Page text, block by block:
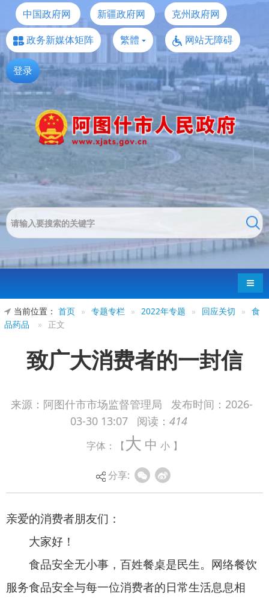
中国政府网 新疆政府网
克州政府网
政务新媒体矩阵
繁體 网站无障碍
登录
导航
当前位置： 首页 » 专题专栏 » 2022年专题 » 回应关切 » 食
品药品
» 正文
致广大消费者的一封信
来源：阿图什市市场监督管理局 发布时间： 2026-
03-30 13:07
阅读： 414
字体：【大 中 小 】
分享:
食品安全无小事，百姓餐桌是民生。网络餐饮
题。为进一步织密食品安全监督网络，构建政府监
管、企业自律、社会监督、群众参与的共治格局，
切实守护大家“舌尖上的安全”，近日，我局召开第
三次网络餐饮服务食品安全监督管理工作推进会，